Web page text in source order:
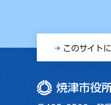
このサイト
焼津市役所